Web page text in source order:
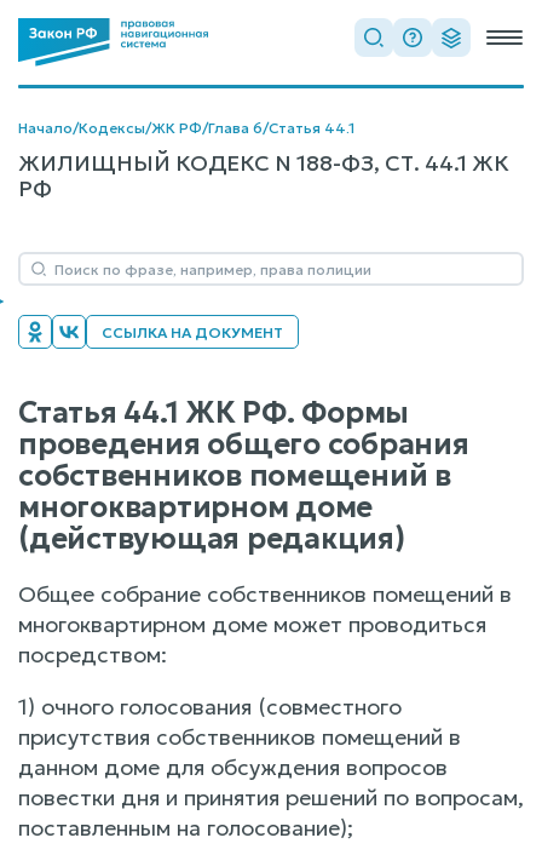
Начало/Кодексы/ЖК РФ/Глава 6/Статья 44.1
ЖИЛИЩНЫЙ КОДЕКС N 188-ФЗ, СТ. 44.1 ЖК
РФ
ССЫЛКА НА ДОКУМЕНТ
Статья 44.1 ЖК РФ. Формы
проведения общего собрания
собственников помещений в
многоквартирном доме
(действующая редакция)
Общее собрание собственников помещений в
многоквартирном доме может проводиться
посредством:
1) очного голосования (совместного
присутствия собственников помещений в
данном доме для обсуждения вопросов
повестки дня и принятия решений по вопросам,
поставленным на голосование);